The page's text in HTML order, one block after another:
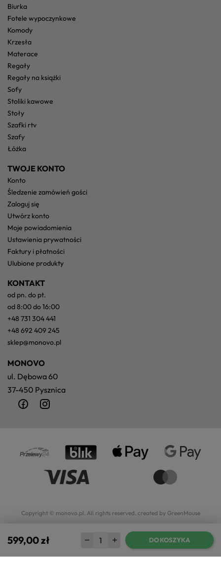
599,00 zł DO KOSZYKA
biurka
fotele wypoczynkowe
komody
krzesła
materace
regały
regały na książki
sofy
stoliki kawowe
stoły
szafki rtv
szafy
łóżka
TWOJE KONTO
konto
śledzenie zamówień gości
zaloguj się
utwórz konto
moje powiadomienia
ustawienia prywatności
faktury i płatności
ulubione produkty
MONOVO
ul. Dębowa 60
37-450 Pysznica
KONTAKT
od pn. do pt.
od 8:00 do 16:00
+48 731 304 441
+48 692 409 245
sklep@monovo.pl
Copyright © monovo.pl. All rights reserved. created by GreenMouse